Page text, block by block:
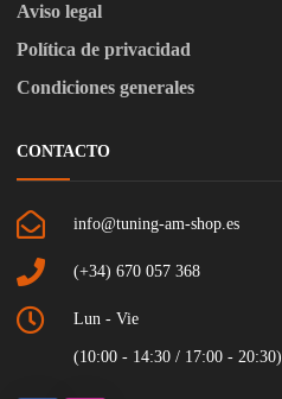
Aviso legal
Política de privacidad
Condiciones generales
CONTACTO
info@tuning-am-shop.es
(+34) 670 057 368
Lun - Vie
(10:00 - 14:30 / 17:00 - 20:30)